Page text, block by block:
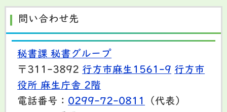
問い合わせ先
秘書課 秘書グループ
〒311-3892 行方市麻生1561-9 行方市
役所 麻生庁舎 2階
電話番号： 0299-72-0811
（代表）